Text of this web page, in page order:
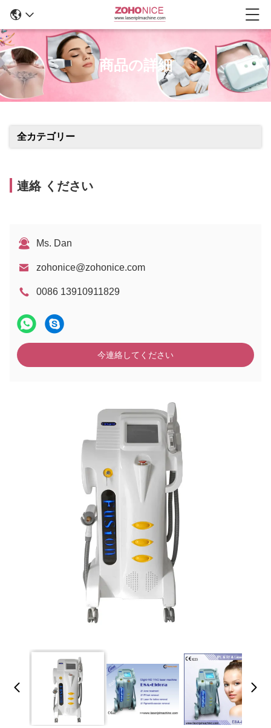
商品の詳細
全カテゴリー
連絡 ください
Ms. Dan
zohonice@zohonice.com
0086 13910911829
今連絡してください